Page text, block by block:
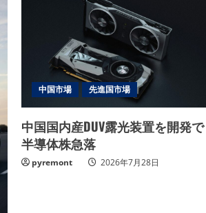
中国市場 先進国市場
中国国内産DUV露光装置を開発で
半導体株急落
pyremont 2026年7月28日